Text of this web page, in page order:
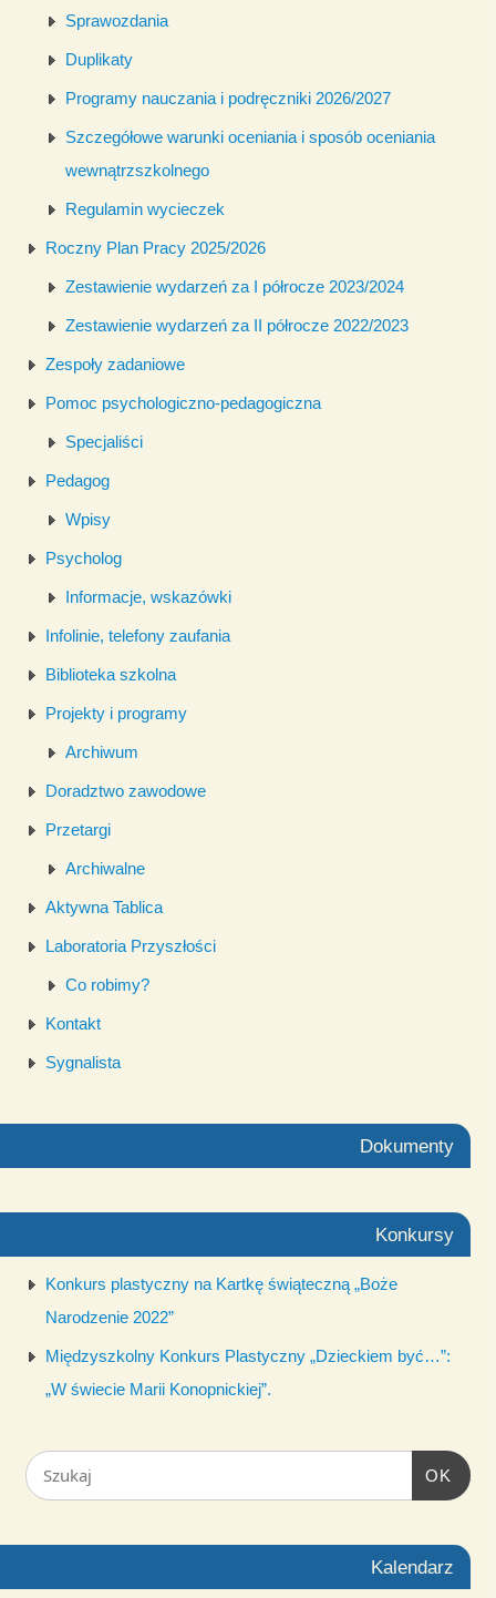
Sprawozdania
Duplikaty
Programy nauczania i podręczniki 2026/2027
Szczegółowe warunki oceniania i sposób oceniania
wewnątrzszkolnego
Regulamin wycieczek
Roczny Plan Pracy 2025/2026
Zestawienie wydarzeń za I półrocze 2023/2024
Zestawienie wydarzeń za II półrocze 2022/2023
Zespoły zadaniowe
Pomoc psychologiczno-pedagogiczna
Specjaliści
Pedagog
Wpisy
Psycholog
Informacje, wskazówki
Infolinie, telefony zaufania
Biblioteka szkolna
Projekty i programy
Archiwum
Doradztwo zawodowe
Przetargi
Archiwalne
Aktywna Tablica
Laboratoria Przyszłości
Co robimy?
Kontakt
Sygnalista
Dokumenty
Konkursy
Konkurs plastyczny na Kartkę świąteczną „Boże
Narodzenie 2022”
Międzyszkolny Konkurs Plastyczny „Dzieckiem być…”:
„W świecie Marii Konopnickiej”.
OK
Kalendarz